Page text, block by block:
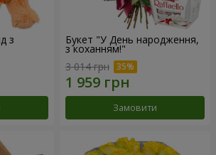
з Букет "У День народження,
з коханням!"
3 014 грн
Замовити